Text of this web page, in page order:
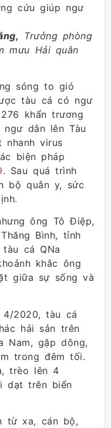
cứu giúp ngư
Trưởng phòng
mưu Hải quân
sóng to gió
tàu cá có ngư
khẩn trương
dân lên Tàu
nhanh virus
biện pháp
. Sau quá trình
bộ quân y, sức
ông Tô Điệp,
Bình, tỉnh
tàu cá QNa
khắc ông
giữa sự sống và
2020, tàu cá
hải sản trên
Nam, gặp dông,
trong đêm tối.
trèo lên 4
dạt trên biển
từ xa, cán bộ,